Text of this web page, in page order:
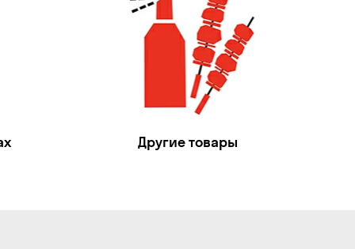
Другие товары